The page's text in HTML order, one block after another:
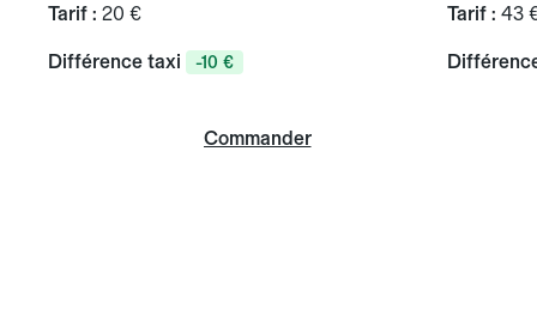
Tarif : 20 €
Différence taxi -10 €
Commander
Tarif : 43